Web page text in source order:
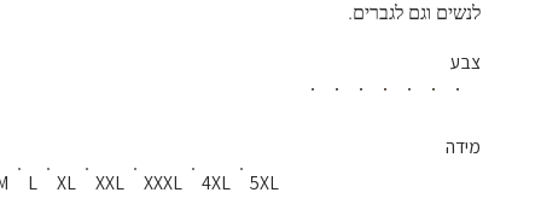
לנשים וגם לגברים.
צבע
L XL XXL XXXL 4XL 5XL
מידה